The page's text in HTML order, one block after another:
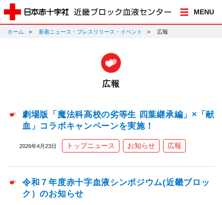
MENU
ホーム 新着ニュース・プレスリリース・イベント 広報
広報
劇場版「魔法科高校の劣等生 四葉継承編」×「献
血」コラボキャンペーンを実施！
2026年4月23日 トップニュース お知らせ 広報
令和７年度赤十字血液シンポジウム(近畿ブロッ
ク）のお知らせ